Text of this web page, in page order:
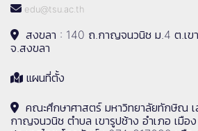
edu@tsu.ac.th
สงขลา : 140 ถ.กาญจนวนิช ม.4 ต.เข
จ.สงขลา
แผนที่ตั้ง
คณะศึกษาศาสตร์ มหาวิทยาลัยทักษิณ
กาญจนวนิช ตำบล เขารูปช้าง อำเภอ เมือ